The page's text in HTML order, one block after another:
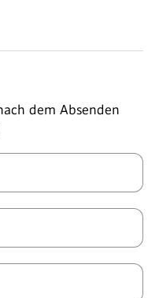
dem Absenden